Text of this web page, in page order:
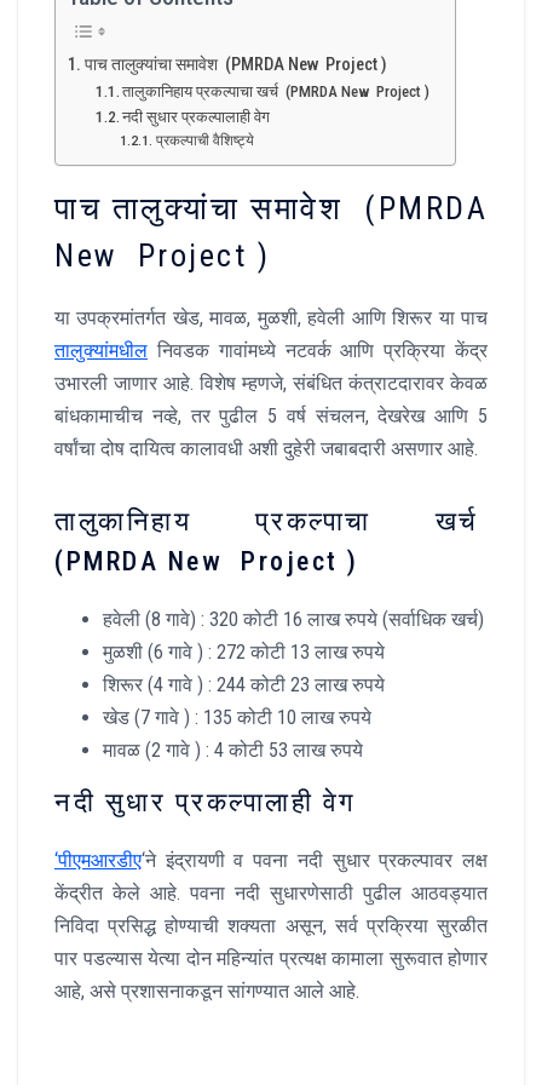
पाच तालुक्यांचा समावेश (PMRDA New Project )
तालुकानिहाय प्रकल्पाचा खर्च (PMRDA New Project )
नदी सुधार प्रकल्पालाही वेग
प्रकल्पाची वैशिष्ट्ये
पाच तालुक्यांचा समावेश (PMRDA
New Project )
या उपक्रमांतर्गत खेड, मावळ, मुळशी, हवेली आणि शिरूर या पाच
तालुक्यांमधील निवडक गावांमध्ये नटवर्क आणि प्रक्रिया केंद्र
उभारली जाणार आहे. विशेष म्हणजे, संबंधित कंत्राटदारावर केवळ
बांधकामाचीच नव्हे, तर पुढील 5 वर्ष संचलन, देखरेख आणि 5
वर्षांचा दोष दायित्व कालावधी अशी दुहेरी जबाबदारी असणार आहे.
तालुकानिहाय प्रकल्पाचा खर्च
(PMRDA New Project )
हवेली (8 गावे) : 320 कोटी 16 लाख रुपये (सर्वाधिक खर्च)
मुळशी (6 गावे ) : 272 कोटी 13 लाख रुपये
शिरूर (4 गावे ) : 244 कोटी 23 लाख रुपये
खेड (7 गावे ) : 135 कोटी 10 लाख रुपये
मावळ (2 गावे ) : 4 कोटी 53 लाख रुपये
नदी सुधार प्रकल्पालाही वेग
‘पीएमआरडीए‘ने इंद्रायणी व पवना नदी सुधार प्रकल्पावर लक्ष
केंद्रीत केले आहे. पवना नदी सुधारणेसाठी पुढील आठवड्यात
निविदा प्रसिद्ध होण्याची शक्यता असून, सर्व प्रक्रिया सुरळीत
पार पडल्यास येत्या दोन महिन्यांत प्रत्यक्ष कामाला सुरूवात होणार
आहे, असे प्रशासनाकडून सांगण्यात आले आहे.